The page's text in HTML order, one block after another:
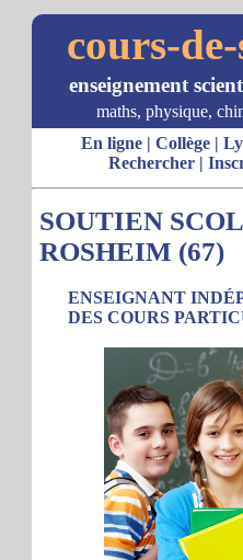
cours-
enseignement
maths, physique,
En ligne| Collège|
Rechercher|
SOUTIEN
ROSHEIM (67)
ENSEIGNANT
DES COURS